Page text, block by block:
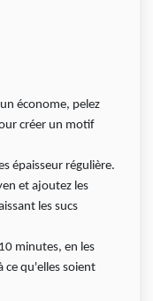
économe, pelez
créer un motif
épaisseur régulière.
et ajoutez les
les sucs
minutes, en les
qu'elles soient